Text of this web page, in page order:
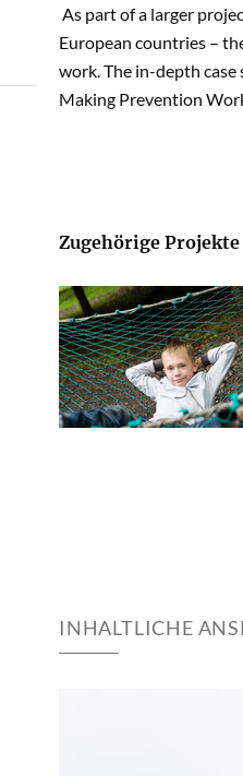
As part of a larger
European countries –
work. The in-depth
Making Prevention
Zugehörige Projekte
INHALTLICHE